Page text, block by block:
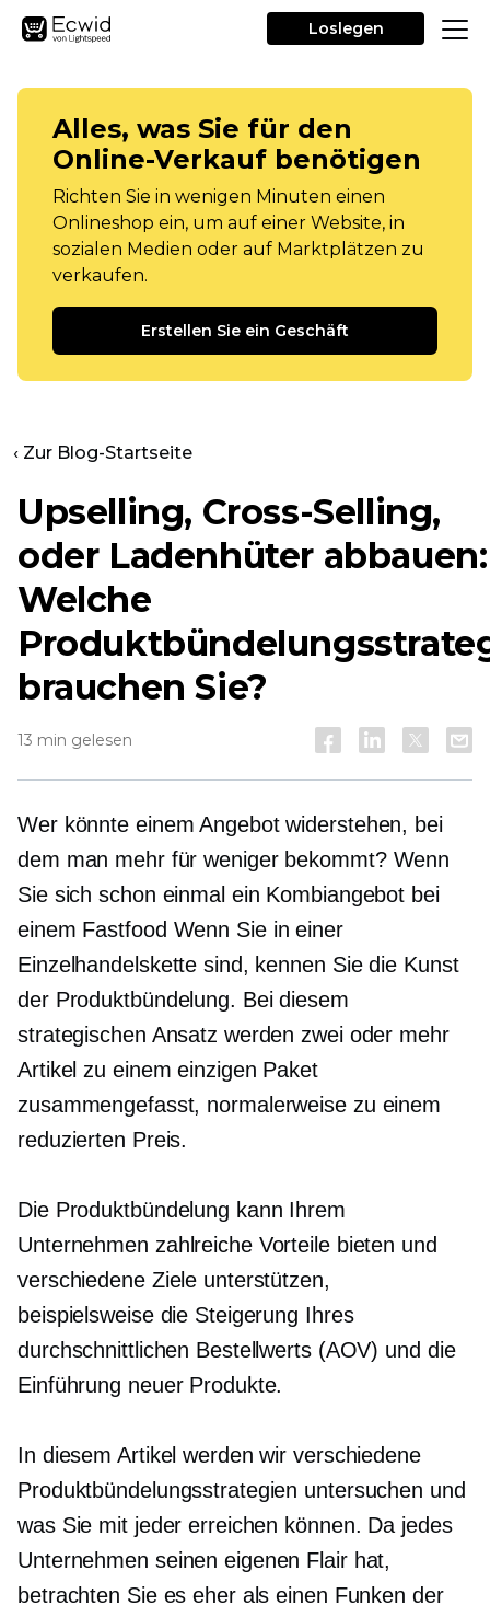
Loslegen
Alles, was Sie für den
Online-Verkauf benötigen
Richten Sie in wenigen Minuten einen
Onlineshop ein, um auf einer Website, in
sozialen Medien oder auf Marktplätzen zu
verkaufen.
Erstellen Sie ein Geschäft
‹ Zur Blog-Startseite
Upselling, Cross-Selling,
oder Ladenhüter abbauen:
Welche
brauchen Sie?
13 min gelesen
Wer könnte einem Angebot widerstehen, bei
dem man mehr für weniger bekommt? Wenn
Sie sich schon einmal ein Kombiangebot bei
einem Fastfood Wenn Sie in einer
Einzelhandelskette sind, kennen Sie die Kunst
der Produktbündelung. Bei diesem
strategischen Ansatz werden zwei oder mehr
Artikel zu einem einzigen Paket
zusammengefasst, normalerweise zu einem
reduzierten Preis.
Die Produktbündelung kann Ihrem
Unternehmen zahlreiche Vorteile bieten und
verschiedene Ziele unterstützen,
beispielsweise die Steigerung Ihres
durchschnittlichen Bestellwerts (AOV) und die
Einführung neuer Produkte.
In diesem Artikel werden wir verschiedene
Produktbündelungsstrategien untersuchen und
was Sie mit jeder erreichen können. Da jedes
Unternehmen seinen eigenen Flair hat,
betrachten Sie es eher als einen Funken der